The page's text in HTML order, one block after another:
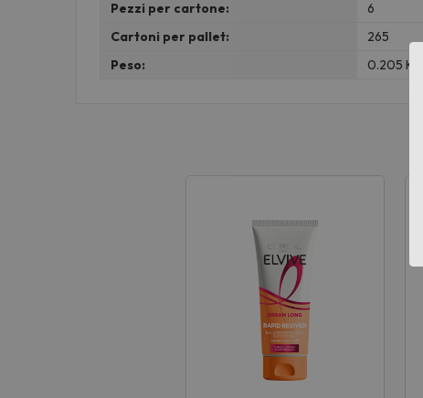
Pezzi per cartone:
6
Cartoni per pallet:
265
Peso:
0.205 KG